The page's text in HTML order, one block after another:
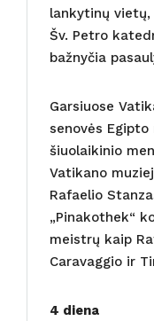
lankytinų
Šv. Petro
bažnyčia
Garsiuose
senovės
šiuolaikinio
Vatikano
Rafaelio
„Pinakothek“
meistrų kaip
Caravaggio ir
4 diena